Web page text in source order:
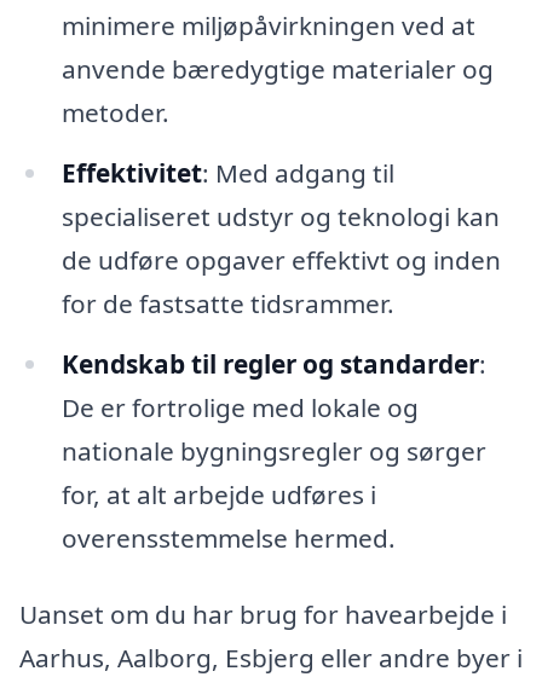
minimere miljøpåvirkningen ved at
anvende bæredygtige materialer og
metoder.
Effektivitet: Med adgang til
specialiseret udstyr og teknologi kan
de udføre opgaver effektivt og inden
for de fastsatte tidsrammer.
Kendskab til regler og standarder:
De er fortrolige med lokale og
nationale bygningsregler og sørger
for, at alt arbejde udføres i
overensstemmelse hermed.
Uanset om du har brug for havearbejde i
Aarhus, Aalborg, Esbjerg eller andre byer i